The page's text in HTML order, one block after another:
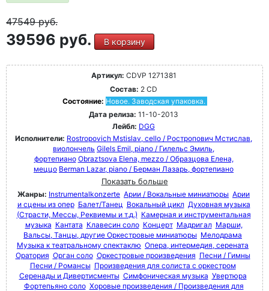
47549руб.
39596 руб. В корзину
Артикул: CDVP 1271381
Состав: 2 CD
Состояние: Новое. Заводская упаковка.
Дата релиза: 11-10-2013
Лейбл: DGG
Исполнители: Rostropovich Mstislav, cello / Ростропович Мстислав,
виолончель Gilels Emil, piano / Гилельс Эмиль,
фортепиано Obraztsova Elena, mezzo / Образцова Елена,
меццо Berman Lazar, piano / Берман Лазарь, фортепиано
Показать больше
Жанры: Instrumentalkonzerte Арии / Вокальные миниатюры Арии
и сцены из опер Балет/Танец Вокальный цикл Духовная музыка
(Страсти, Мессы, Реквиемы и т.д.) Камерная и инструментальная
музыка Кантата Клавесин соло Концерт Мадригал Марши,
Вальсы, Танцы, другие Оркестровые миниатюры Мелодрама
Музыка к театральному спектаклю Опера, интермедия, серената
Оратория Орган соло Оркестровые произведения Песни / Гимны
Песни / Романсы Произведения для солиста с оркестром
Серенады и Дивертисменты Симфоническая музыка Увертюра
Фортепьяно соло Хоровые произведения / Произведения для